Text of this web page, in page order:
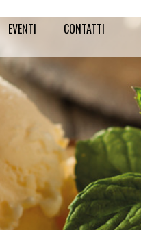
EVENTI CONTATTI